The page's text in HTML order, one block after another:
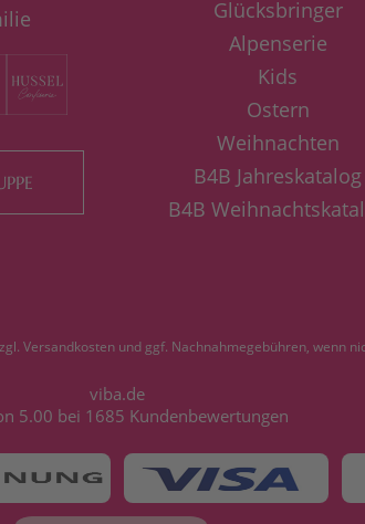
Glücksbringer
Alpenserie
Kids
Ostern
Weihnachten
B4B Jahreskatalog
B4B
Versandkostenund ggf. Nachnahmegebühren, wenn
viba.de
5.00 bei 1685 Kundenbewertungen